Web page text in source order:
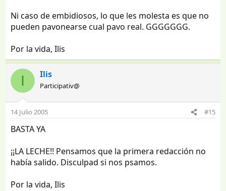
Ni caso de embidiosos, lo que les molesta es que no
pueden pavonearse cual pavo real. GGGGGGG.
Por la vida, Ilis
I Ilis
Participativ@
14 Julio 2005 #15
BASTA YA
¡¡LA LECHE!! Pensamos que la primera redacción no
había salido. Disculpad si nos psamos.
Por la vida, Ilis